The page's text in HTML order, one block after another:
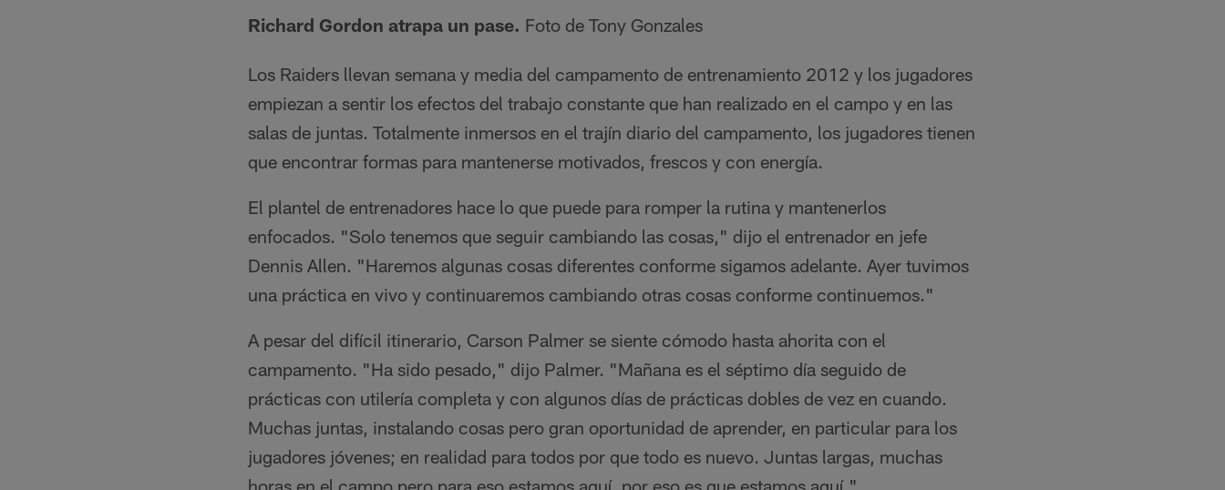
Richard Gordon atrapa un pase. Foto de Tony Gonzales
Los Raiders llevan semana y media del campamento de entrenamiento 2012 y los jugadores
empiezan a sentir los efectos del trabajo constante que han realizado en el campo y en las
salas de juntas. Totalmente inmersos en el trajín diario del campamento, los jugadores tienen
que encontrar formas para mantenerse motivados, frescos y con energía.
El plantel de entrenadores hace lo que puede para romper la rutina y mantenerlos
enfocados. "Solo tenemos que seguir cambiando las cosas," dijo el entrenador en jefe
Dennis Allen. "Haremos algunas cosas diferentes conforme sigamos adelante. Ayer tuvimos
una práctica en vivo y continuaremos cambiando otras cosas conforme continuemos."
A pesar del difícil itinerario, Carson Palmer se siente cómodo hasta ahorita con el
campamento. "Ha sido pesado," dijo Palmer. "Mañana es el séptimo día seguido de
prácticas con utilería completa y con algunos días de prácticas dobles de vez en cuando.
Muchas juntas, instalando cosas pero gran oportunidad de aprender, en particular para los
jugadores jóvenes; en realidad para todos por que todo es nuevo. Juntas largas, muchas
horas en el campo pero para eso estamos aquí, por eso es que estamos aquí."